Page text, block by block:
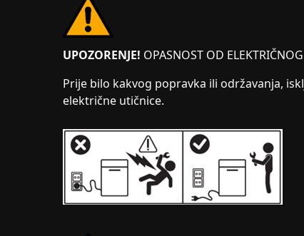
UPOZORENJE! OPASNOST OD
Prije bilo kakvog popravka ili održavanja,
električne utičnice.